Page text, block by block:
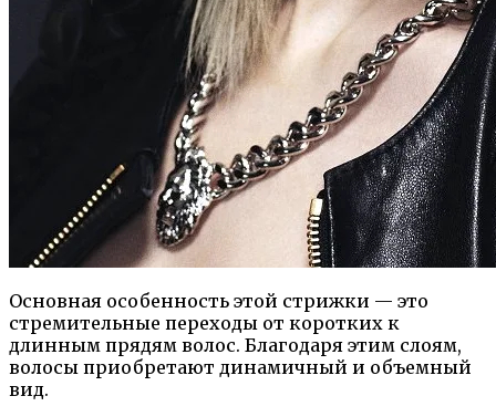
Основная особенность этой стрижки — это
стремительные переходы от коротких к
длинным прядям волос. Благодаря этим слоям,
волосы приобретают динамичный и объемный
вид.